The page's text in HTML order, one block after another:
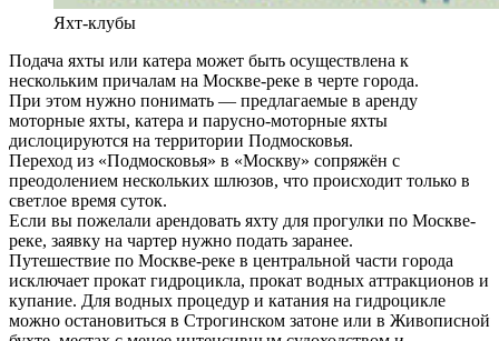
Яхт-клубы
Подача яхты или катера может быть осуществлена к
нескольким причалам на Москве-реке в черте города.
При этом нужно понимать — предлагаемые в аренду
моторные яхты, катера и парусно-моторные яхты
дислоцируются на территории Подмосковья.
Переход из «Подмосковья» в «Москву» сопряжён с
преодолением нескольких шлюзов, что происходит только в
светлое время суток.
Если вы пожелали арендовать яхту для прогулки по Москве-
реке, заявку на чартер нужно подать заранее.
Путешествие по Москве-реке в центральной части города
исключает прокат гидроцикла, прокат водных аттракционов и
купание. Для водных процедур и катания на гидроцикле
можно остановиться в Строгинском затоне или в Живописной